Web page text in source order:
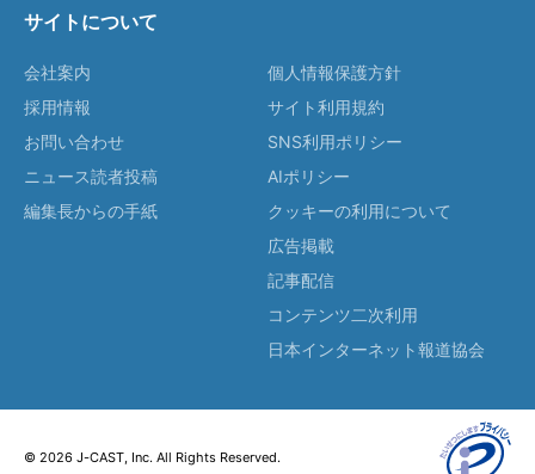
サイトについて
会社案内
採用情報
お問い合わせ
ニュース読者投稿
編集長からの手紙
個人情報保護方針
サイト利用規約
SNS利用ポリシー
AIポリシー
クッキーの利用について
広告掲載
記事配信
コンテンツ二次利用
日本インターネット報道協会
© 2026 J-CAST, Inc. All Rights Reserved.